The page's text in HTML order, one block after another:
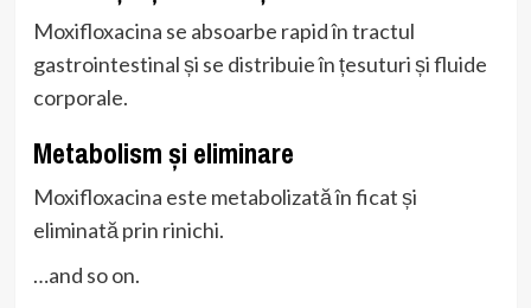
Moxifloxacina se absoarbe rapid în tractul
gastrointestinal și se distribuie în țesuturi și fluide
corporale.
Metabolism și eliminare
Moxifloxacina este metabolizată în ficat și
eliminată prin rinichi.
…and so on.